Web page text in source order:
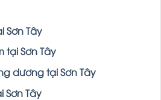
Sơn Tây
tại Sơn Tây
dương tại Sơn Tây
Sơn Tây